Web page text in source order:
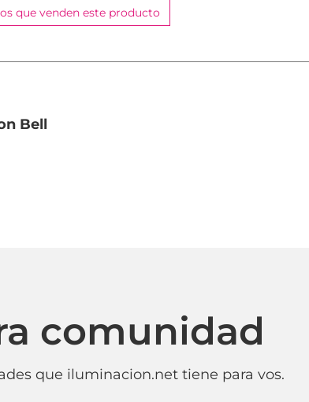
que venden este producto
Bell
comunidad
que iluminacion.net tiene para vos.